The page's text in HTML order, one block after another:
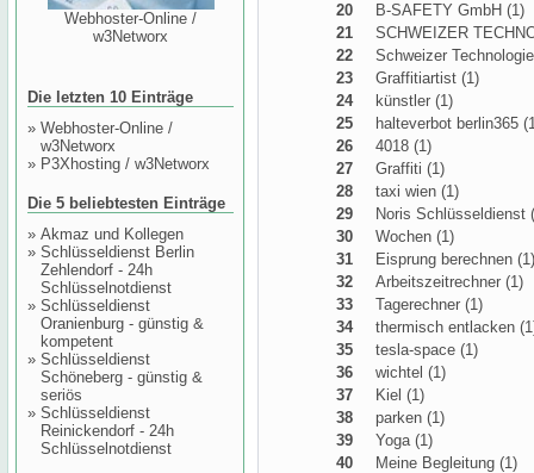
Webhoster-Online /
w3Networx
Die letzten 10 Einträge
» Webhoster-Online /
w3Networx
» P3Xhosting / w3Networx
Die 5 beliebtesten Einträge
» Akmaz und Kollegen
» Schlüsseldienst Berlin
Zehlendorf - 24h
Schlüsselnotdienst
» Schlüsseldienst
Oranienburg - günstig &
kompetent
» Schlüsseldienst
Schöneberg - günstig &
seriös
» Schlüsseldienst
Reinickendorf - 24h
Schlüsselnotdienst
20
B-SAFETY GmbH (1)
21
SCHWEIZER
22
Schweizer
23
Graffitiartist (1)
24
künstler (1)
25
halteverbot berlin365
26
4018 (1)
27
Graffiti (1)
28
taxi wien (1)
29
Noris Schlüsseldienst
30
Wochen (1)
31
Eisprung berechnen (1)
32
Arbeitszeitrechner (1)
33
Tagerechner (1)
34
thermisch entlacken
35
tesla-space (1)
36
wichtel (1)
37
Kiel (1)
38
parken (1)
39
Yoga (1)
40
Meine Begleitung (1)